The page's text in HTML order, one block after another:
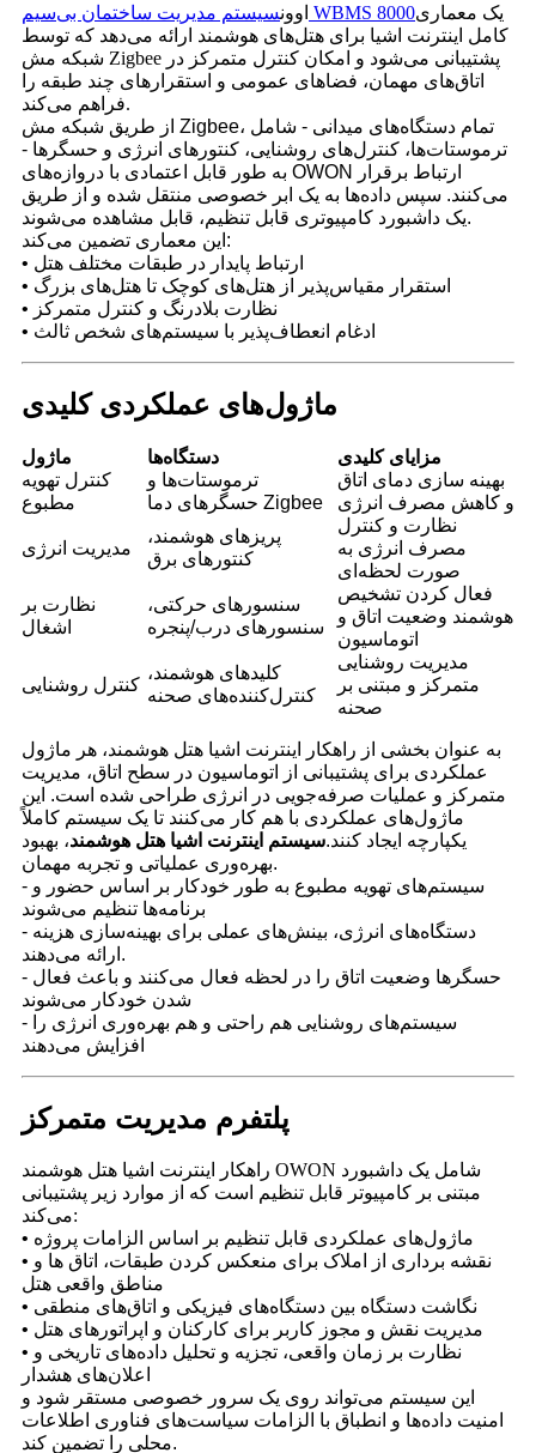
اوون سیستم مدیریت ساختمان بی‌سیم WBMS 8000یک معماری
کامل اینترنت اشیا برای هتل‌های هوشمند ارائه می‌دهد که توسط
شبکه مش Zigbee پشتیبانی می‌شود و امکان کنترل متمرکز در
اتاق‌های مهمان، فضاهای عمومی و استقرارهای چند طبقه را
فراهم می‌کند.
از طریق شبکه مش Zigbee، تمام دستگاه‌های میدانی - شامل
ترموستات‌ها، کنترل‌های روشنایی، کنتورهای انرژی و حسگرها -
به طور قابل اعتمادی با دروازه‌های OWON ارتباط برقرار
می‌کنند. سپس داده‌ها به یک ابر خصوصی منتقل شده و از طریق
یک داشبورد کامپیوتری قابل تنظیم، قابل مشاهده می‌شوند.
این معماری تضمین می‌کند:
• ارتباط پایدار در طبقات مختلف هتل
• استقرار مقیاس‌پذیر از هتل‌های کوچک تا هتل‌های بزرگ
• نظارت بلادرنگ و کنترل متمرکز
• ادغام انعطاف‌پذیر با سیستم‌های شخص ثالث
ماژول‌های عملکردی کلیدی
ماژول دستگاه‌ها
مزایای کلیدی
کنترل تهویه
مطبوع
ترموستات‌ها و
حسگرهای دما Zigbee
بهینه سازی دمای اتاق
و کاهش مصرف انرژی
مدیریت انرژی
پریزهای هوشمند،
کنتورهای برق
نظارت و کنترل
مصرف انرژی به
صورت لحظه‌ای
نظارت بر
اشغال
سنسورهای حرکتی،
سنسورهای درب/پنجره
فعال کردن تشخیص
هوشمند وضعیت اتاق و
اتوماسیون
کنترل روشنایی
کلیدهای هوشمند،
کنترل‌کننده‌های صحنه
مدیریت روشنایی
متمرکز و مبتنی بر
صحنه
به عنوان بخشی از راهکار اینترنت اشیا هتل هوشمند، هر ماژول
عملکردی برای پشتیبانی از اتوماسیون در سطح اتاق، مدیریت
متمرکز و عملیات صرفه‌جویی در انرژی طراحی شده است. این
ماژول‌های عملکردی با هم کار می‌کنند تا یک سیستم کاملاً
یکپارچه ایجاد کنند.سیستم اینترنت اشیا هتل هوشمند، بهبود
بهره‌وری عملیاتی و تجربه مهمان.
- سیستم‌های تهویه مطبوع به طور خودکار بر اساس حضور و
برنامه‌ها تنظیم می‌شوند
- دستگاه‌های انرژی، بینش‌های عملی برای بهینه‌سازی هزینه
ارائه می‌دهند.
- حسگرها وضعیت اتاق را در لحظه فعال می‌کنند و باعث فعال
شدن خودکار می‌شوند
- سیستم‌های روشنایی هم راحتی و هم بهره‌وری انرژی را
افزایش می‌دهند
پلتفرم مدیریت متمرکز
راهکار اینترنت اشیا هتل هوشمند OWON شامل یک داشبورد
مبتنی بر کامپیوتر قابل تنظیم است که از موارد زیر پشتیبانی
می‌کند:
• ماژول‌های عملکردی قابل تنظیم بر اساس الزامات پروژه
• نقشه برداری از املاک برای منعکس کردن طبقات، اتاق ها و
مناطق واقعی هتل
• نگاشت دستگاه بین دستگاه‌های فیزیکی و اتاق‌های منطقی
• مدیریت نقش و مجوز کاربر برای کارکنان و اپراتورهای هتل
• نظارت بر زمان واقعی، تجزیه و تحلیل داده‌های تاریخی و
اعلان‌های هشدار
این سیستم می‌تواند روی یک سرور خصوصی مستقر شود و
امنیت داده‌ها و انطباق با الزامات سیاست‌های فناوری اطلاعات
محلی را تضمین کند.